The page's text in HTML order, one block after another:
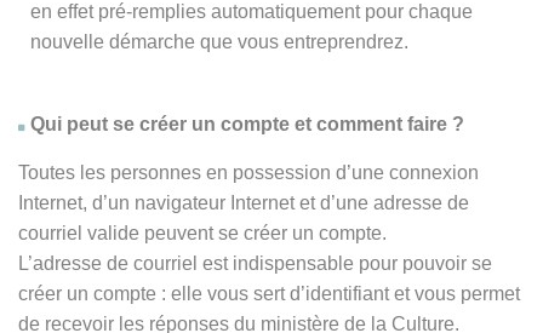
en effet pré-remplies automatiquement pour chaque
nouvelle démarche que vous entreprendrez.
Qui peut se créer un compte et comment faire ?
Toutes les personnes en possession d’une connexion
Internet, d’un navigateur Internet et d’une adresse de
courriel valide peuvent se créer un compte.
L’adresse de courriel est indispensable pour pouvoir se
créer un compte : elle vous sert d’identifiant et vous permet
de recevoir les réponses du ministère de la Culture.